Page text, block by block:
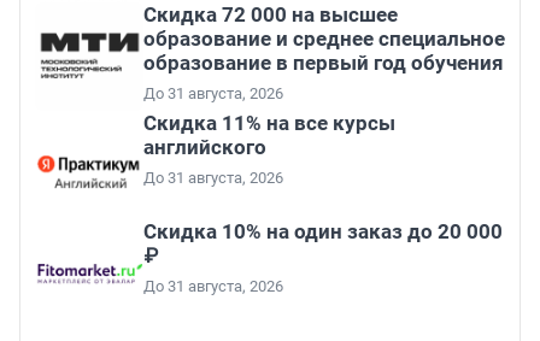
Скидка 72 000 на высшее
образование и среднее специальное
образование в первый год обучения
До 31 августа, 2026
Скидка 11% на все курсы
английского
До 31 августа, 2026
Скидка 10% на один заказ до 20 000
₽
До 31 августа, 2026